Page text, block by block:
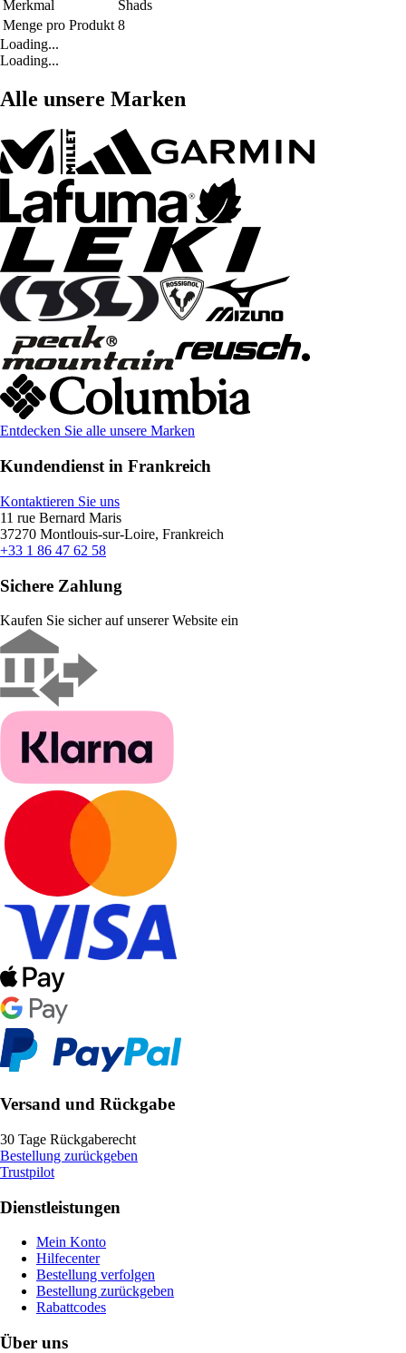
Merkmal
Shads
Menge pro Produkt 8
Loading...
Loading...
Alle unsere Marken
Entdecken Sie alle unsere Marken
Kundendienst in Frankreich
Kontaktieren Sie uns
11 rue Bernard Maris
37270 Montlouis-sur-Loire, Frankreich
+33 1 86 47 62 58
Sichere Zahlung
Kaufen Sie sicher auf unserer Website ein
Versand und Rückgabe
30 Tage Rückgaberecht
Bestellung zurückgeben
Trustpilot
Dienstleistungen
Mein Konto
Hilfecenter
Bestellung verfolgen
Bestellung zurückgeben
Rabattcodes
Über uns